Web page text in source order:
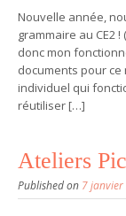
Nouvelle année,
grammaire au CE2
donc mon
documents pour ce
individuel qui
réutiliser […]
Ateliers
Published on 7